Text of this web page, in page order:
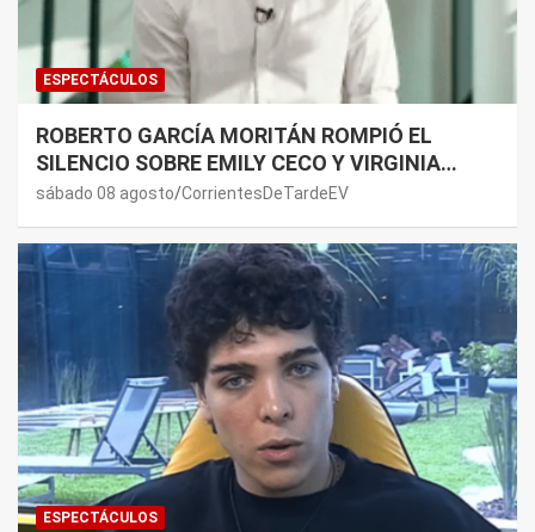
ESPECTÁCULOS
ROBERTO GARCÍA MORITÁN ROMPIÓ EL
SILENCIO SOBRE EMILY CECO Y VIRGINIA
GALLARDO: “DEDÍQUENSE A SUS VIDAS”
sábado 08 agosto CorrientesDeTardeEV
ESPECTÁCULOS